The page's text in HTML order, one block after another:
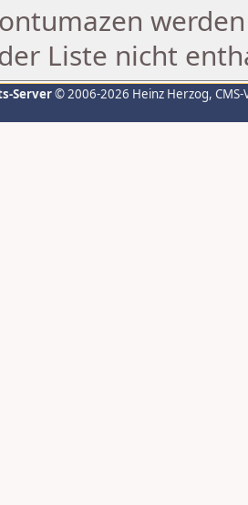
Liste nicht
Server© 2006-2026 Heinz Herzog,